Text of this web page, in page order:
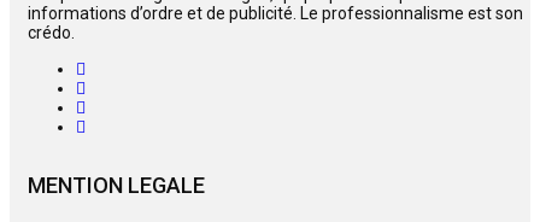
informations d’ordre et de publicité. Le professionnalisme est son
crédo.
MENTION LEGALE